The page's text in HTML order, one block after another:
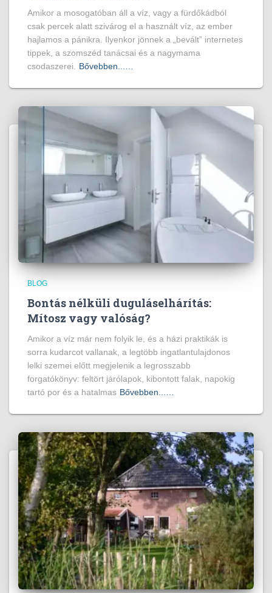
Amikor a mosogatóban áll a víz, vagy a fürdőkádból
csak percek alatt szivárog el a használt víz, az ember
hajlamos a pánikra. Ilyenkor jönnek a „bevált” internetes
tippek, a szomszéd tanácsai és a nagymama
csodaszerei.
Bővebben...…
BLOG
Bontás nélküli duguláselhárítás:
Mítosz vagy valóság?
Amikor a víz már nem folyik le, és a házi praktikák is
sorra kudarcot vallanak, a legtöbb ingatlantulajdonos
lelki szemei előtt megjelenik a legrosszabb
forgatókönyv: feltört járólapok, kibontott falak, napokig
tartó por és a hatalmas Bővebben...…